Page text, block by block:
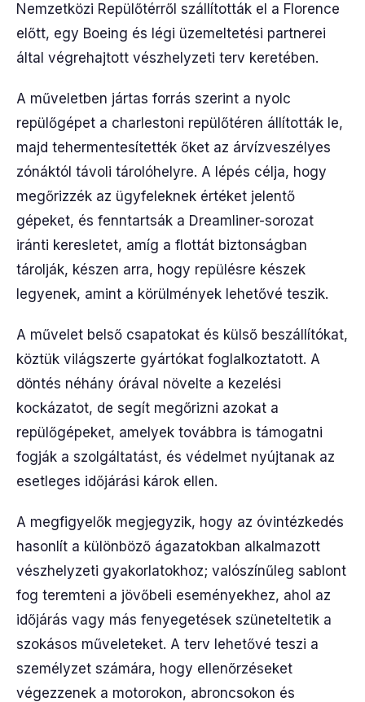
Nemzetközi Repülőtérről szállították el a Florence
előtt, egy Boeing és légi üzemeltetési partnerei
által végrehajtott vészhelyzeti terv keretében.
A műveletben jártas forrás szerint a nyolc
repülőgépet a charlestoni repülőtéren állították le,
majd tehermentesítették őket az árvízveszélyes
zónáktól távoli tárolóhelyre. A lépés célja, hogy
megőrizzék az ügyfeleknek értéket jelentő
gépeket, és fenntartsák a Dreamliner-sorozat
iránti keresletet, amíg a flottát biztonságban
tárolják, készen arra, hogy repülésre készek
legyenek, amint a körülmények lehetővé teszik.
A művelet belső csapatokat és külső beszállítókat,
köztük világszerte gyártókat foglalkoztatott. A
döntés néhány órával növelte a kezelési
kockázatot, de segít megőrizni azokat a
repülőgépeket, amelyek továbbra is támogatni
fogják a szolgáltatást, és védelmet nyújtanak az
esetleges időjárási károk ellen.
A megfigyelők megjegyzik, hogy az óvintézkedés
hasonlít a különböző ágazatokban alkalmazott
vészhelyzeti gyakorlatokhoz; valószínűleg sablont
fog teremteni a jövőbeli eseményekhez, ahol az
időjárás vagy más fenyegetések szüneteltetik a
szokásos műveleteket. A terv lehetővé teszi a
személyzet számára, hogy ellenőrzéseket
végezzenek a motorokon, abroncsokon és